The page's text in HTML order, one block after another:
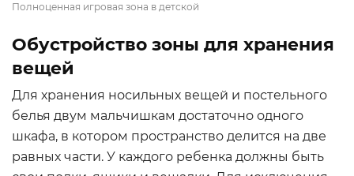
Полноценная игровая зона в детской
Обустройство зоны для хранения
вещей
Для хранения носильных вещей и постельного
белья двум мальчишкам достаточно одного
шкафа, в котором пространство делится на две
равных части. У каждого ребенка должны быть